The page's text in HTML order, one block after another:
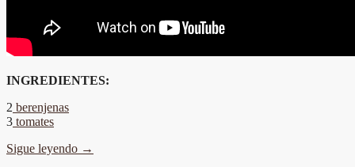
INGREDIENTES:
2 berenjenas
3 tomates
Sigue leyendo →